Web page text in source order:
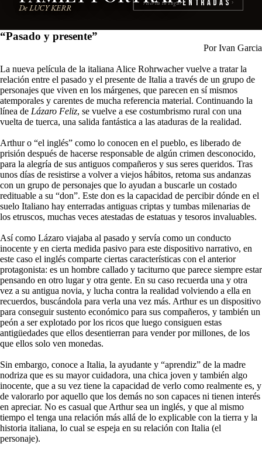
De LUCY KERR
reserva tu lugarEntradas ›
“Pasado y presente”
PorIvan Garcia
La nueva película de la italiana Alice Rohrwacher vuelve a tratar la
relación entre el pasado y el presente de Italia a través de un grupo de
personajes que viven en los márgenes, que parecen en sí mismos
atemporales y carentes de mucha referencia material. Continuando la
línea de Lázaro Feliz, se vuelve a ese costumbrismo rural con una
vuelta de tuerca, una salida fantástica a las ataduras de la realidad.
Arthur o “el inglés” como lo conocen en el pueblo, es liberado de
prisión después de hacerse responsable de algún crimen desconocido,
para la alegría de sus antiguos compañeros y sus seres queridos. Tras
unos días de resistirse a volver a viejos hábitos, retoma sus andanzas
con un grupo de personajes que lo ayudan a buscarle un costado
redituable a su “don”. Este don es la capacidad de percibir dónde en el
suelo Italiano hay enterradas antiguas criptas y tumbas milenarias de
los etruscos, muchas veces atestadas de estatuas y tesoros invaluables.
Así como Lázaro viajaba al pasado y servía como un conducto
inocente y en cierta medida pasivo para este dispositivo narrativo, en
este caso el inglés comparte ciertas características con el anterior
protagonista: es un hombre callado y taciturno que parece siempre estar
pensando en otro lugar y otra gente. En su caso recuerda una y otra
vez a su antigua novia, y lucha contra la realidad volviendo a ella en
recuerdos, buscándola para verla una vez más. Arthur es un dispositivo
para conseguir sustento económico para sus compañeros, y también un
peón a ser explotado por los ricos que luego consiguen estas
antigüedades que ellos desentierran para vender por millones, de los
que ellos solo ven monedas.
Sin embargo, conoce a Italia, la ayudante y “aprendiz” de la madre
nodriza que es su mayor cuidadora, una chica joven y también algo
inocente, que a su vez tiene la capacidad de verlo como realmente es, y
de valorarlo por aquello que los demás no son capaces ni tienen interés
en apreciar. No es casual que Arthur sea un inglés, y que al mismo
tiempo el tenga una relación más allá de lo explicable con la tierra y la
historia italiana, lo cual se espeja en su relación con Italia (el
personaje).